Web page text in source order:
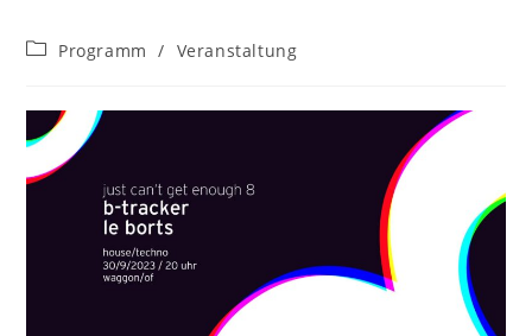
Beitrags-
Programm / Veranstaltung